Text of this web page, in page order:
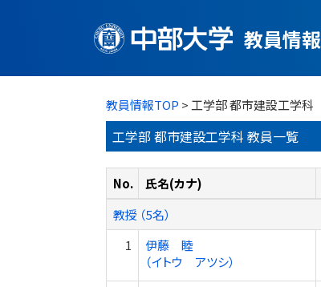
教員情報
教員情報TOP > 工学部 都市建設工学科
工学部 都市建設工学科 教員一覧
No. 氏名(カナ)
教授 （5名）
1
伊藤 睦
（イトウ アツシ）